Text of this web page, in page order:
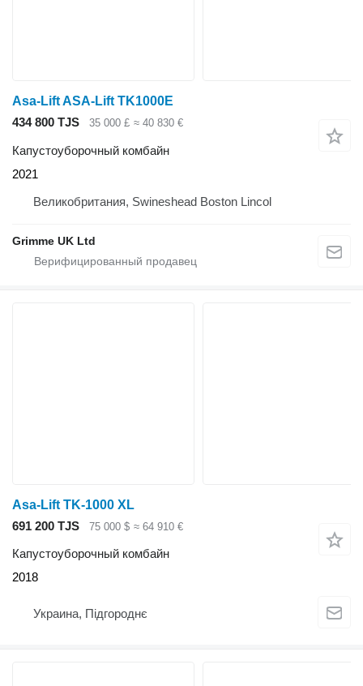
Asa-Lift ASA-Lift TK1000E
434 800 TJS
35 000 £ ≈ 40 830 €
Капустоуборочный комбайн
2021
Великобритания, Swineshead Boston Lincol
Grimme UK Ltd
Asa-Lift TK-1000 XL
691 200 TJS
75 000 $ ≈ 64 910 €
Капустоуборочный комбайн
2018
Украина, Підгороднє